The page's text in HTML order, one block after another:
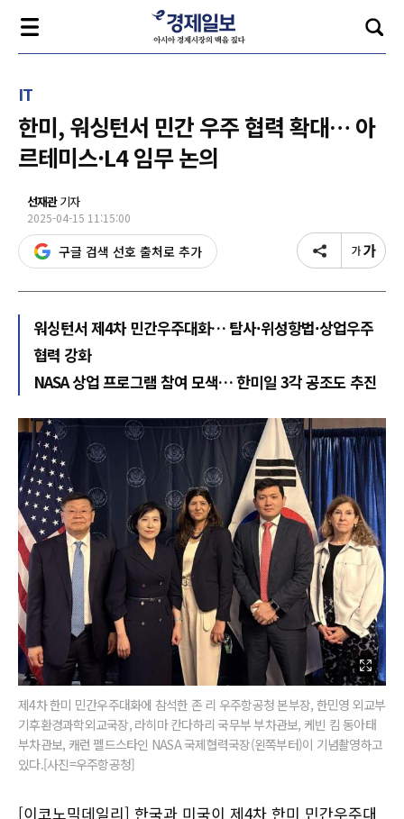
IT
한미, 워싱턴서 민간 우주 협력 확대… 아
르테미스·L4 임무 논의
선재관기자
2025-04-15 11:15:00
구글 검색 선호 출처로 추가
워싱턴서 제4차 민간우주대화… 탐사·위성항법·상업우주
협력 강화
NASA 상업 프로그램 참여 모색… 한미일 3각 공조도 추진
제4차 한미 민간우주대화에 참석한 존 리 우주항공청 본부장, 한민영 외교부
기후환경과학외교국장, 라히마 칸다하리 국무부 부차관보, 케빈 킴 동아태
부차관보, 캐런 펠드스타인 NASA 국제협력국장(왼쪽부터)이 기념촬영하고
있다.[사진=우주항공청]
[이코노믹데일리] 한국과 미국이 제4차 한미 민간우주대